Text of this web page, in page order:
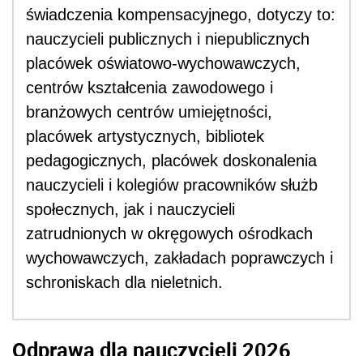
świadczenia kompensacyjnego, dotyczy to:
nauczycieli publicznych i niepublicznych
placówek oświatowo-wychowawczych,
centrów kształcenia zawodowego i
branżowych centrów umiejętności,
placówek artystycznych, bibliotek
pedagogicznych, placówek doskonalenia
nauczycieli i kolegiów pracowników służb
społecznych, jak i nauczycieli
zatrudnionych w okręgowych ośrodkach
wychowawczych, zakładach poprawczych i
schroniskach dla nieletnich.
Odprawa dla nauczycieli 2026